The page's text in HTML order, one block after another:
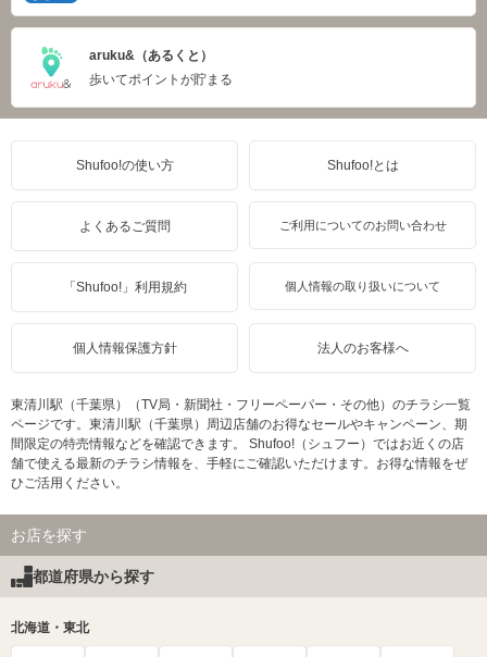
aruku&（あるくと）
歩いてポイントが貯まる
Shufoo!の使い方 Shufoo!とは
よくあるご質問 ご利用についてのお問い合わせ
「Shufoo!」利用規約 個人情報の取り扱いについて
個人情報保護方針 法人のお客様へ
東清川駅（千葉県）（TV局・新聞社・フリーペーパー・その他）のチラシ一覧
ページです。東清川駅（千葉県）周辺店舗のお得なセールやキャンペーン、期
間限定の特売情報などを確認できます。 Shufoo!（シュフー）ではお近くの店
舗で使える最新のチラシ情報を、手軽にご確認いただけます。お得な情報をぜ
ひご活用ください。
お店を探す
都道府県から探す
北海道・東北